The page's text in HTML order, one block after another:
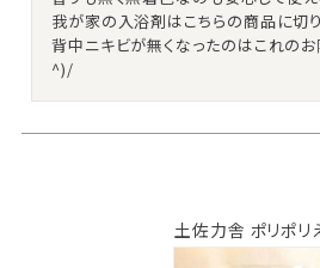
我が家の入浴剤はこちらの商品に切
背中ニキビが無くなったのはこれの
^)/
土佐力舎 ポリポリ